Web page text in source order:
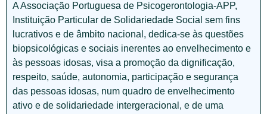
A Associação Portuguesa de Psicogerontologia-APP,
Instituição Particular de Solidariedade Social sem fins
lucrativos e de âmbito nacional, dedica-se às questões
biopsicológicas e sociais inerentes ao envelhecimento e
às pessoas idosas, visa a promoção da dignificação,
respeito, saúde, autonomia, participação e segurança
das pessoas idosas, num quadro de envelhecimento
ativo e de solidariedade intergeracional, e de uma